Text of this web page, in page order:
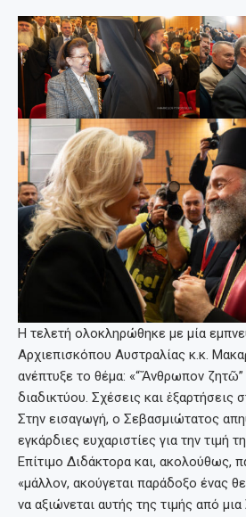
Η τελετή ολοκληρώθηκε με μία
Αρχιεπισκόπου Αυστραλίας κ.κ.
ανέπτυξε το θέμα: «“Ἄνθρωπον
διαδικτύου. Σχέσεις και ἐξαρτήσεις
Στην εισαγωγή, ο Σεβασμιώτατος
εγκάρδιες ευχαριστίες για την τιμή
Επίτιμο Διδάκτορα και, ακολούθως,
«μάλλον, ακούγεται παράδοξο ένας
να αξιώνεται αυτής της τιμής από